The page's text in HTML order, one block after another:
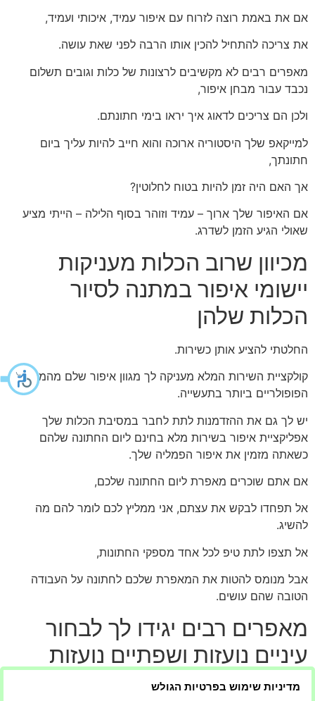
אם את באמת רוצה לזרוח עם איפור עמיד, איכותי ועמיד,
את צריכה להתחיל להכין אותו הרבה לפני שאת עושה.
מאפרים רבים לא מקשיבים לרצונות של כלות וגובים תשלום
נכבד עבור מבחן איפור,
ולכן הם צריכים לדאוג איך יראו בימי חתונתם.
למייקאפ שלך היסטוריה ארוכה והוא חייב להיות עליך ביום
חתונתך,
אך האם היה זמן להיות בטוח לחלוטין?
אם האיפור שלך ארוך – עמיד וזוהר בסוף הלילה – הייתי מציע
שאולי הגיע הזמן לשדרג.
מכיוון שרוב הכלות מעניקות
יישומי איפור במתנה לסיור
הכלות שלהן
החלטתי להציע אותן כשירות.
קולקציית השירות המלא מעניקה לך מגוון איפור שלם מהמותגים
הפופולריים ביותר בתעשייה.
יש לך גם את ההזדמנות לתת לחבר במסיבת הכלות שלך
אפליקציית איפור בשירות מלא בחינם ליום החתונה שלהם
כשאתה מזמין את איפור הפמליה שלך.
אם אתם שוכרים מאפרת ליום החתונה שלכם,
אל תפחדו לבקש את עצתם, אני ממליץ לכם לומר להם מה
להשיג.
אל תצפו לתת טיפ לכל אחד מספקי החתונות,
אבל מנומס להטות את המאפרת שלכם לחתונה על העבודה
הטובה שהם עושים.
מאפרים רבים יגידו לך לבחור
עיניים נועזות ושפתיים נועזות
ביום חתונתך מאין כמוה
מדיניות שימוש בפרטיות הגולש